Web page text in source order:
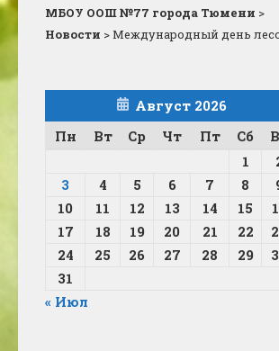
МБОУ ООШ №77 города Тюмени >
Новости >Международный день
Август 2026
Пн
Вт Ср Чт Пт Сб
1
3
4 5 6 7 8
10
11 12 13 14 15
17
18 19 20 21 22
24
25 26 27 28 29
31
« Июл